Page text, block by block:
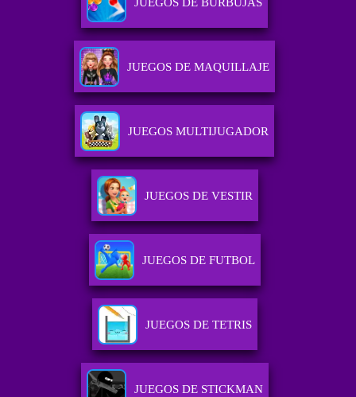
JUEGOS DE BURBUJAS
JUEGOS DE MAQUILLAJE
JUEGOS MULTIJUGADOR
JUEGOS DE VESTIR
JUEGOS DE FUTBOL
JUEGOS DE TETRIS
JUEGOS DE STICKMAN